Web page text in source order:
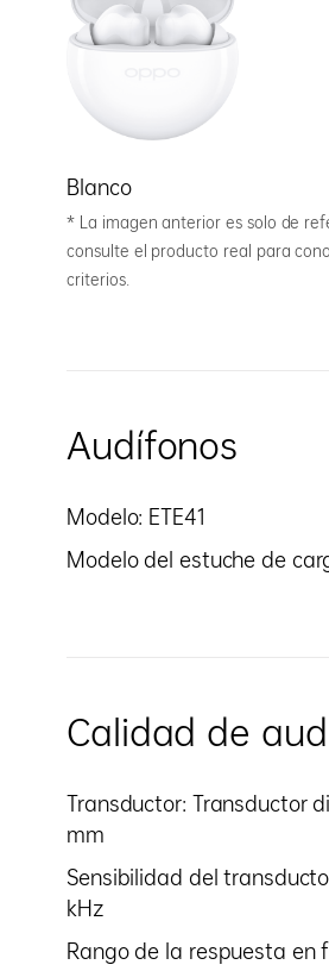
Blanco
* La imagen anterior es solo de
consulte el producto real para
criterios.
Audífonos
Modelo: ETE41
Modelo del estuche de
Calidad de
Transductor: Transductor
mm
Sensibilidad del
kHz
Rango de la respuesta en